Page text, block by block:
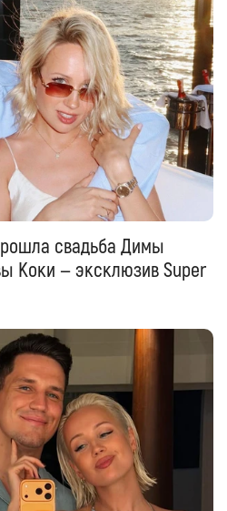
свадьба Димы
Коки — эксклюзив Super